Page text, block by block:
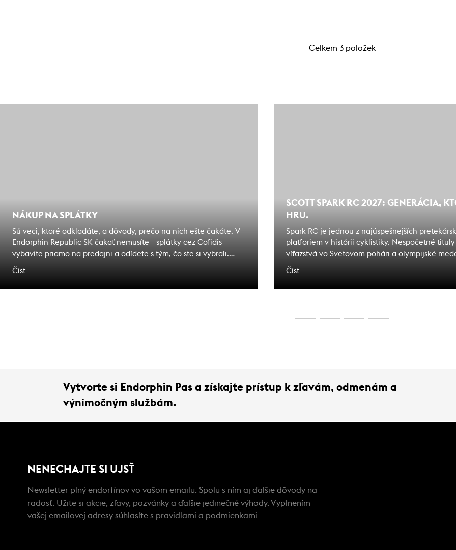
Celkem 3 položek
NÁKUP NA SPLÁTKY
Sú veci, ktoré odkladáte, a dôvody, prečo na nich ešte čakáte. V
Endorphin Republic SK čakať nemusíte - splátky cez Cofidis
vybavíte priamo na predajni a odídete s tým, čo ste si vybrali.
Zážitky, na ktoré čakáte sú bližšie, ako si myslíte.
Číst
SCOTT SPARK RC 2027: GENERÁCIA,
HRU.
Spark RC je jednou z najúspešnejších
platforiem v histórii cyklistiky. Nespočetné tituly
víťazstvá vo Svetovom pohári a olympijské
ktorého meno sa stalo synonymom úspechu.
len nostalgiou – je to záväzok. Dôkaz toho, čo
niesť aj dnes.
Číst
Vytvorte si Endorphin Pas a získajte prístup k zľavám, odmenám a
výnimočným službám.
NENECHAJTE SI UJSŤ
Newsletter plný endorfínov vo vašom emailu. Spolu s ním aj ďalšie dôvody na
radosť. Užite si akcie, zľavy, pozvánky a ďalšie jedinečné výhody. Vyplnením
vašej emailovej adresy súhlasíte s pravidlami a podmienkami